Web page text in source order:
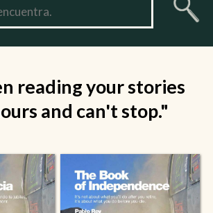
reading your stories
and can't stop."